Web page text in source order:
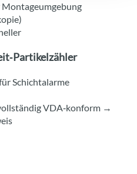
Schichtalarme
VDA‑konform →